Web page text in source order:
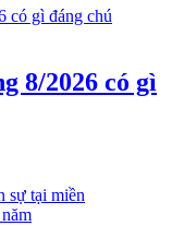
8/2026 có gì